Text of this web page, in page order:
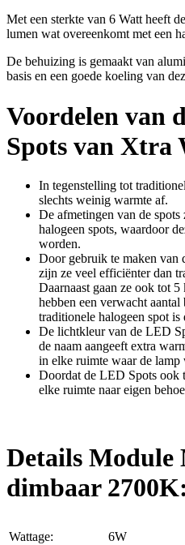
Met een sterkte van 6 Watt heeft
lumen wat overeenkomt met een
De behuizing is gemaakt van
basis en een goede koeling van
Voordelen van
Spots van Xtra
In tegenstelling tot
slechts weinig warmte af.
De afmetingen van de
halogeen spots, waardoor
worden.
Door gebruik te maken van
zijn ze veel efficiënter dan
Daarnaast gaan ze ook tot
hebben een verwacht
traditionele halogeen spot is
De lichtkleur van de LED
de naam aangeeft extra
in elke ruimte waar de
Doordat de LED Spots ook
elke ruimte naar eigen
Details Module
dimbaar 2700K:
Wattage: 6W